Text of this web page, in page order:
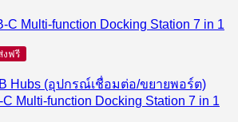
งฟรี
Hubs (อุปกรณ์เชื่อมต่อ/ขยายพอร์ต)
Multi-function Docking Station 7 in 1